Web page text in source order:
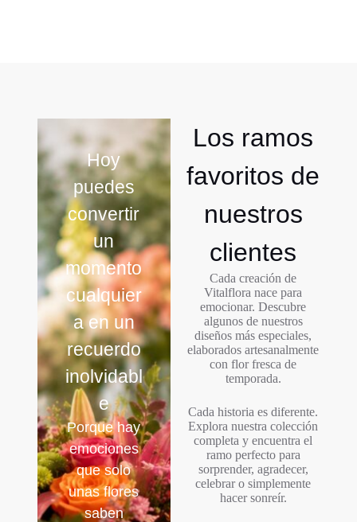
Los ramos
favoritos de
nuestros
clientes
Cada creación de
Vitalflora nace para
emocionar. Descubre
algunos de nuestros
diseños más especiales,
elaborados artesanalmente
con flor fresca de
temporada.
Cada historia es diferente.
Explora nuestra colección
completa y encuentra el
ramo perfecto para
sorprender, agradecer,
celebrar o simplemente
hacer sonreír.
Hoy
puedes
convertir
un
momento
cualquier
a en un
recuerdo
inolvidabl
e
Porque hay
emociones
que solo
unas flores
saben